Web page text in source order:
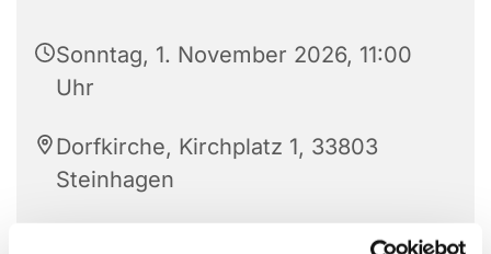
Sonntag, 1. November 2026, 11:00
Uhr
Dorfkirche, Kirchplatz 1, 33803
Steinhagen
Diakonin Titia Krull und Pfarrerin